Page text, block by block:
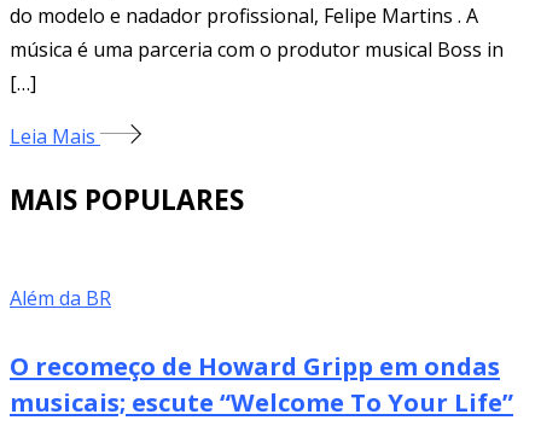
do modelo e nadador profissional, Felipe Martins . A
música é uma parceria com o produtor musical Boss in
[…]
Leia Mais
MAIS POPULARES
Além da BR
O recomeço de Howard Gripp em ondas
musicais; escute “Welcome To Your Life”